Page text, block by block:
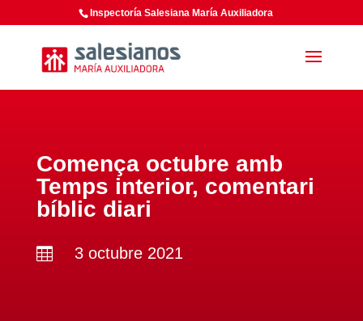
Inspectoría Salesiana María Auxiliadora
Comença octubre amb
Temps interior, comentari
bíblic diari
 3 octubre 2021